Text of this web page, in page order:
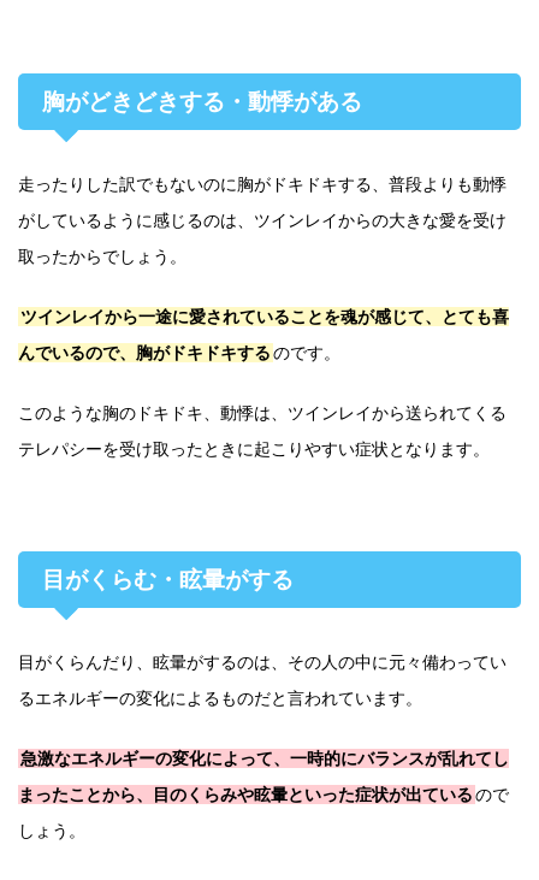
胸がどきどきする・動悸がある
走ったりした訳でもないのに胸がドキドキする、普段よりも動悸
がしているように感じるのは、ツインレイからの大きな愛を受け
取ったからでしょう。
ツインレイから一途に愛されていることを魂が感じて、とても喜
んでいるので、胸がドキドキするのです。
このような胸のドキドキ、動悸は、ツインレイから送られてくる
テレパシーを受け取ったときに起こりやすい症状となります。
目がくらむ・眩暈がする
目がくらんだり、眩暈がするのは、その人の中に元々備わってい
るエネルギーの変化によるものだと言われています。
急激なエネルギーの変化によって、一時的にバランスが乱れてし
まったことから、目のくらみや眩暈といった症状が出ているので
しょう。